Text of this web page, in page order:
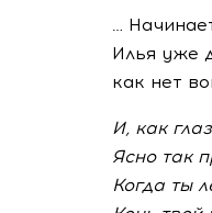
…
Илья уже
как нет
И, как
Ясно так
Когда ты